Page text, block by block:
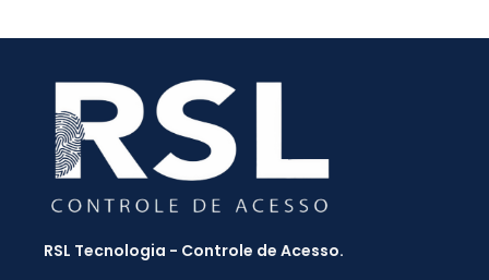
RSL Tecnologia - Controle de Acesso.